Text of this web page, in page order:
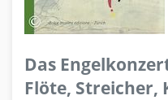
Das
Flöte, Streicher,